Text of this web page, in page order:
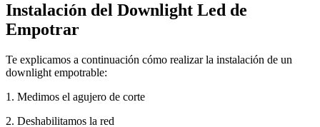
Instalación del Downlight Led de
Empotrar
Te explicamos a continuación cómo realizar la instalación de un
downlight empotrable:
1. Medimos el agujero de corte
2. Deshabilitamos la red